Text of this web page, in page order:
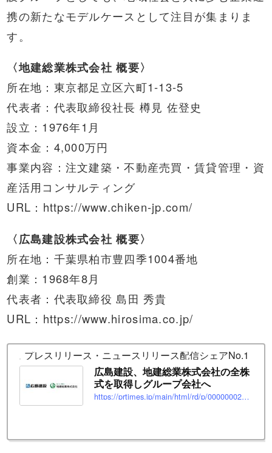
携の新たなモデルケースとして注目が集まりま
す。
〈地建総業株式会社 概要〉
所在地：東京都足立区六町1-13-5
代表者：代表取締役社長 樽見 佐登史
設立：1976年1月
資本金：4,000万円
事業内容：注文建築・不動産売買・賃貸管理・資
産活用コンサルティング
URL：https://www.chiken-jp.com/
〈広島建設株式会社 概要〉
所在地：千葉県柏市豊四季1004番地
創業：1968年8月
代表者：代表取締役 島田 秀貴
URL：https://www.hirosima.co.jp/
プレスリリース・ニュースリリース配信シェアNo.1｜
広島建設、地建総業株式会社の全株
式を取得しグループ会社へ
https://prtimes.jp/main/html/rd/p/000000023.000104978.html